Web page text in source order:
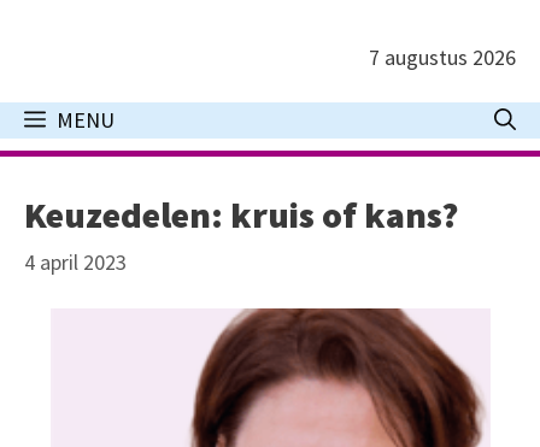
inhoud
7 augustus 2026
MENU
Keuzedelen: kruis of kans?
4 april 2023